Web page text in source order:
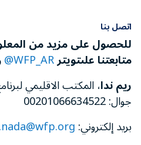
اتصل بنا
للحصول على مزيد من
متابعتناعلىتويترWFP_AR@
ريم ندا، المكتب الاقليمي
جوال: 00201066634522
بريد إلكتروني: